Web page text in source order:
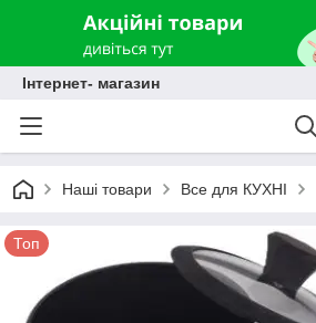
Інтернет- магазин
Наші товари Все для КУХНІ
Топ